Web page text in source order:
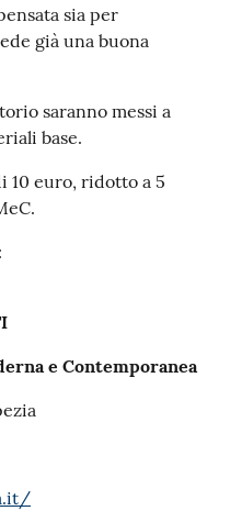
sia per
già una buona
saranno messi a
base.
10 euro, ridotto a 5
e Contemporanea